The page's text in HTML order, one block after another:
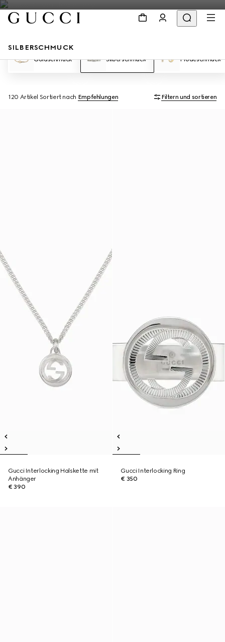
SILBERSCHMUCK
Goldschmuck Silberschmuck Modeschmuck
120 Artikel Sortiert nach Empfehlungen Filtern und sortieren
Gucci Interlocking Halskette mit
Anhänger
€ 390
Gucci Interlocking Ring
€ 350